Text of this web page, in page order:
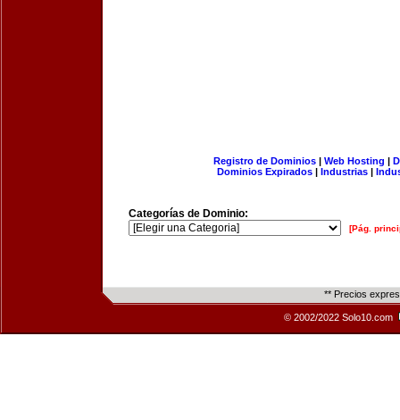
Registro de Dominios| Web Hosting |
Dominios Expirados | Industrias |
Categorías de Dominio:
[Pág.
** Precios
© 2002/2022 Solo10.com